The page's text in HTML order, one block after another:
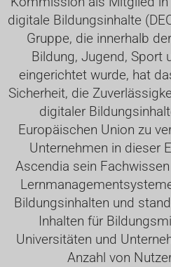
digitale Bildungsinhalte
Gruppe, die innerhalb
Bildung, Jugend, Sport
eingerichtet wurde, hat
Sicherheit, die
digitaler
Europäischen Union zu
Unternehmen in dieser
Ascendia sein
Bildungsinhalten und
Inhalten für
Universitäten und
Anzahl von